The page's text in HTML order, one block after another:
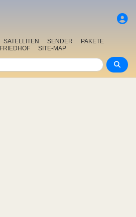
SATELLITEN SENDER
PAKETE
FRIEDHOF SITE-MAP